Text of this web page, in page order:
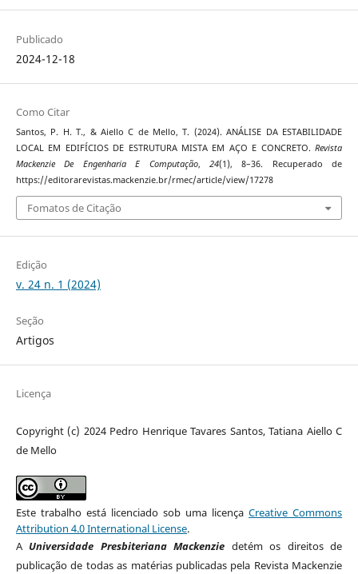
Publicado
2024-12-18
Como Citar
Santos, P. H. T., & Aiello C de Mello, T. (2024). ANÁLISE DA ESTABILIDADE
LOCAL EM EDIFÍCIOS DE ESTRUTURA MISTA EM AÇO E CONCRETO.Revista
Mackenzie De Engenharia E Computação, 24(1), 8–36. Recuperado de
https://editorarevistas.mackenzie.br/rmec/article/view/17278
Fomatos de Citação
Edição
v. 24 n. 1 (2024)
Seção
Artigos
Licença
Copyright (c) 2024 Pedro Henrique Tavares Santos, Tatiana Aiello C
de Mello
Este trabalho está licenciado sob uma licençaCreative Commons
Attribution 4.0 International License.
A Universidade Presbiteriana Mackenzie detém os direitos de
publicação de todas as matérias publicadas pela Revista Mackenzie